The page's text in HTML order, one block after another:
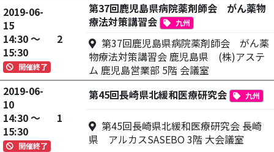
2019-06-
15
14:30 ～
15:30
開催終了
2
第37回鹿児島県病院薬剤師会 がん薬物
療法対策講習会
九州
第37回鹿児島県病院薬剤師会 がん薬
物療法対策講習会 鹿児島県 (株)アステ
ム 鹿児島営業部 5階 会議室
2019-06-
10
14:30 ～
15:30
開催終了
1
第45回長崎県北緩和医療研究会 九州
第45回長崎県北緩和医療研究会 長崎
県 アルカスSASEBO 3階 大会議室